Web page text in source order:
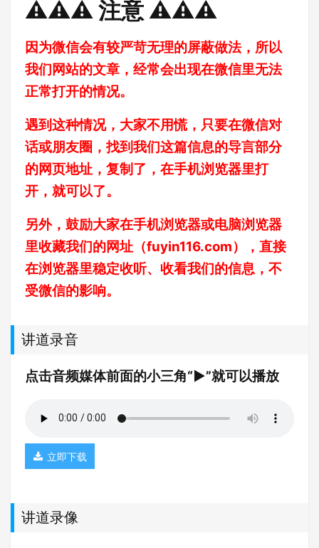
⚠️⚠️⚠️ 注意 ⚠️⚠️⚠️
因为微信会有较严苛无理的屏蔽做法，所以
我们网站的文章，经常会出现在微信里无法
正常打开的情况。
遇到这种情况，大家不用慌，只要在微信对
话或朋友圈，找到我们这篇信息的导言部分
的网页地址，复制了，在手机浏览器里打
开，就可以了。
另外，鼓励大家在手机浏览器或电脑浏览器
里收藏我们的网址（fuyin116.com），直接
在浏览器里稳定收听、收看我们的信息，不
受微信的影响。
讲道录音
点击音频媒体前面的小三角“►”就可以播放
立即下载
讲道录像